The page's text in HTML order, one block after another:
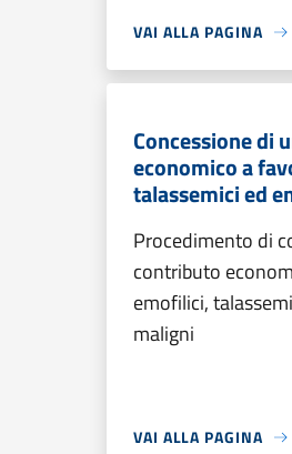
VAI ALLA PAGINA
Concessione di
economico a
talassemici ed
Procedimento di
contributo
emofilici,
maligni
VAI ALLA PAGINA